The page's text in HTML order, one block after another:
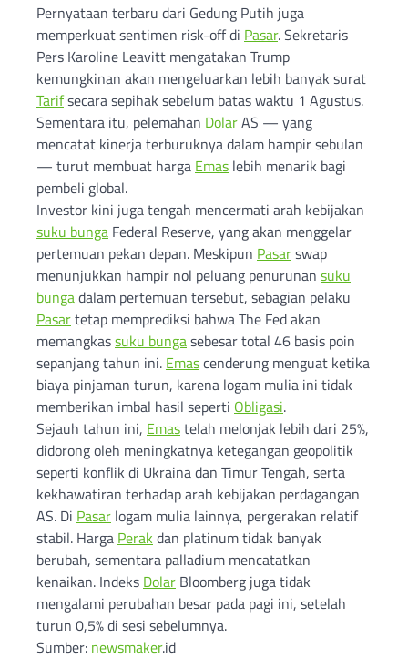
Pernyataan terbaru dari Gedung Putih juga
memperkuat sentimen risk-off di Pasar. Sekretaris
Pers Karoline Leavitt mengatakan Trump
kemungkinan akan mengeluarkan lebih banyak surat
Tarifsecara sepihak sebelum batas waktu 1 Agustus.
Sementara itu, pelemahan DolarAS — yang
mencatat kinerja terburuknya dalam hampir sebulan
— turut membuat harga Emas lebih menarik bagi
pembeli global.
Investor kini juga tengah mencermati arah kebijakan
suku bunga Federal Reserve, yang akan menggelar
pertemuan pekan depan. Meskipun Pasarswap
menunjukkan hampir nol peluang penurunan suku
bungadalam pertemuan tersebut, sebagian pelaku
Pasartetap memprediksi bahwa The Fed akan
memangkassuku bungasebesar total 46 basis poin
sepanjang tahun ini. Emascenderung menguat ketika
biaya pinjaman turun, karena logam mulia ini tidak
memberikan imbal hasil seperti Obligasi.
Sejauh tahun ini, Emastelah melonjak lebih dari 25%,
didorong oleh meningkatnya ketegangan geopolitik
seperti konflik di Ukraina dan Timur Tengah, serta
kekhawatiran terhadap arah kebijakan perdagangan
AS. Di Pasar logam mulia lainnya, pergerakan relatif
stabil. Harga Perak dan platinum tidak banyak
berubah, sementara palladium mencatatkan
kenaikan. Indeks Dolar Bloomberg juga tidak
mengalami perubahan besar pada pagi ini, setelah
turun 0,5% di sesi sebelumnya.
Sumber: newsmaker.id